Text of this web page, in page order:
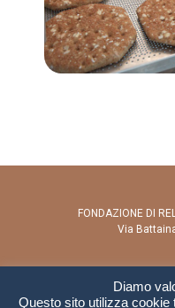
FONDAZIONE DI
Via
direttore@battaina.it
Diamo
Questo sito utilizza